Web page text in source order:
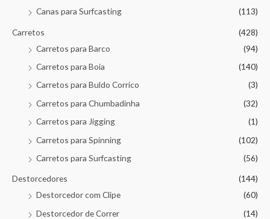
Canas para Surfcasting
(113)
Carretos
(428)
Carretos para Barco
(94)
Carretos para Boia
(140)
Carretos para Buldo Corrico
(3)
Carretos para Chumbadinha
(32)
Carretos para Jigging
(1)
Carretos para Spinning
(102)
Carretos para Surfcasting
(56)
Destorcedores
(144)
Destorcedor com Clipe
(60)
Destorcedor de Correr
(14)